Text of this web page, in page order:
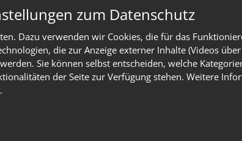
zum Datenschutz
Dazu verwenden wir Cookies, die für das
die zur Anzeige externer Inhalte (Videos
Sie können selbst entscheiden, welche
der Seite zur Verfügung stehen. Weitere
.